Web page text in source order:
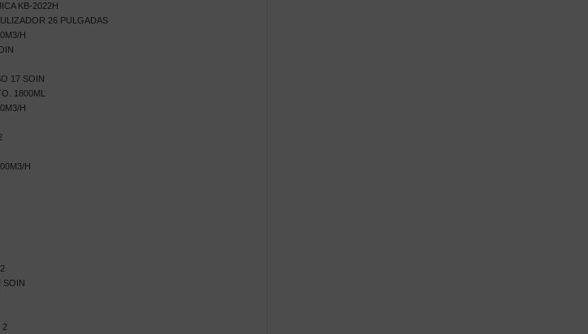
KB-2022H
26 PULGADAS
H
17 SOIN
1800ML
H
H
SOIN
2